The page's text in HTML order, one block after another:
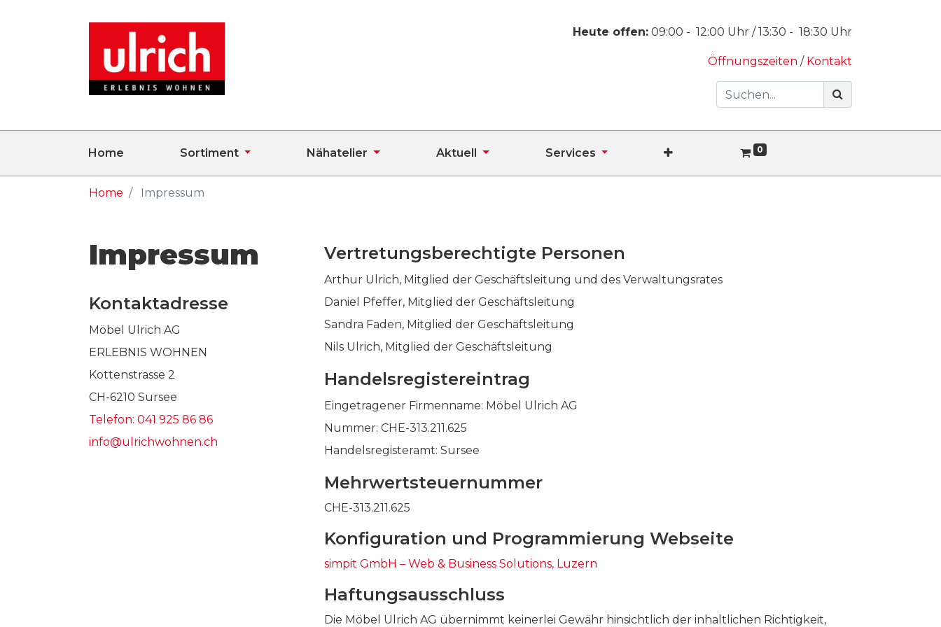
Heute offen: 09:00 - 12:00 Uhr /13:30 - 18:30 Uhr
Öffnungszeiten / Kontakt
Home Sortiment Nähatelier Aktuell Services 0
Home Impressum
Impressum
Kontaktadresse
Möbel Ulrich AG
ERLEBNIS WOHNEN
Kottenstrasse 2
CH-6210 Sursee
Telefon: 041 925 86 86
info@ulrichwohnen.ch
Vertretungsberechtigte Personen
Arthur Ulrich, Mitglied der Geschäftsleitung und des Verwaltungsrates
Daniel Pfeffer, Mitglied der Geschäftsleitung
Sandra Faden, Mitglied der Geschäftsleitung
Nils Ulrich, Mitglied der Geschäftsleitung
Handelsregistereintrag
Eingetragener Firmenname: Möbel Ulrich AG
Nummer: CHE-313.211.625
Handelsregisteramt: Sursee
Mehrwertsteuernummer
CHE-313.211.625
Konfiguration und Programmierung Webseite
simpit GmbH – Web & Business Solutions, Luzern
Haftungsausschluss
Die Möbel Ulrich AG übernimmt keinerlei Gewähr hinsichtlich der inhaltlichen Richtigkeit,